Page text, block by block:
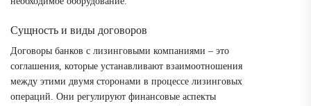
Сущность и виды договоров
Договоры банков с лизинговыми компаниями – это
соглашения, которые устанавливают взаимоотношения
между этими двумя сторонами в процессе лизинговых
операций. Они регулируют финансовые аспекты